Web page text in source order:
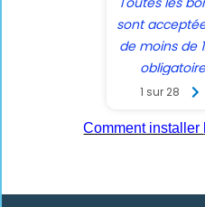
Comment installer